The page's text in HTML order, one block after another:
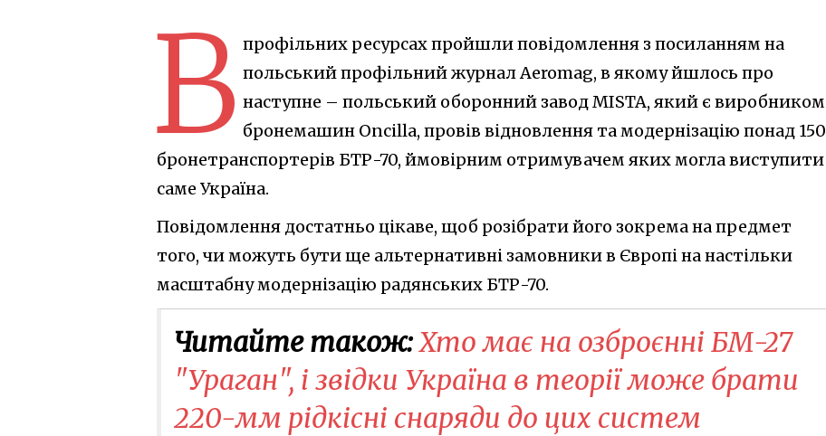
В профільних ресурсах пройшли повідомлення з посиланням на
польський профільний журнал Aeromag, в якому йшлось про
наступне – польський оборонний завод MISTA, який є виробником
бронемашин Oncilla, провів відновлення та модернізацію понад 150
бронетранспортерів БТР-70, ймовірним отримувачем яких могла виступити
саме Україна.
Повідомлення достатньо цікаве, щоб розібрати його зокрема на предмет
того, чи можуть бути ще альтернативні замовники в Європі на настільки
масштабну модернізацію радянських БТР-70.
Читайте також:Хто має на озброєнні БМ-27
"Ураган", і звідки Україна в теорії може брати
220-мм рідкісні снаряди до цих систем